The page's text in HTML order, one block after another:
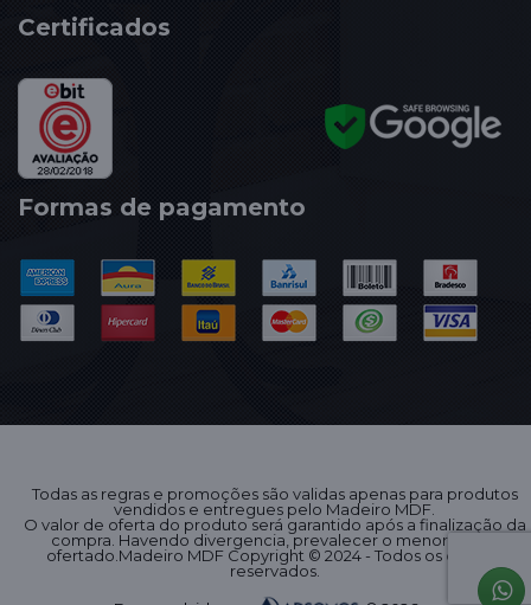
Certificados
Formas de pagamento
Todas as regras e promoções são validas apenas para produtos
vendidos e entregues pelo Madeiro MDF.
O valor de oferta do produto será garantido após a finalização da
compra. Havendo divergencia, prevalecer o menor preço
ofertado.Madeiro MDF Copyright © 2024 - Todos os direitos
reservados.